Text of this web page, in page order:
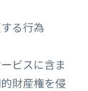
る行為
ビスに含ま
財産権を侵